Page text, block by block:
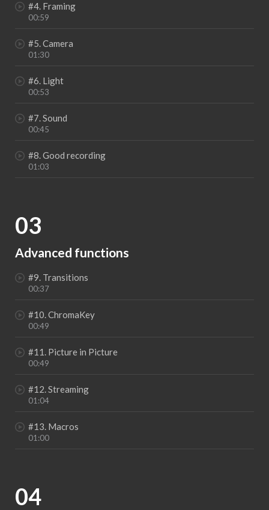
#4. Framing
00:59
#5. Camera
01:30
#6. Light
00:53
#7. Sound
00:45
#8. Good recording
01:03
03
Advanced functions
#9. Transitions
00:37
#10. ChromaKey
00:49
#11. Picture in Picture
00:49
#12. Streaming
01:04
#13. Macros
01:00
04